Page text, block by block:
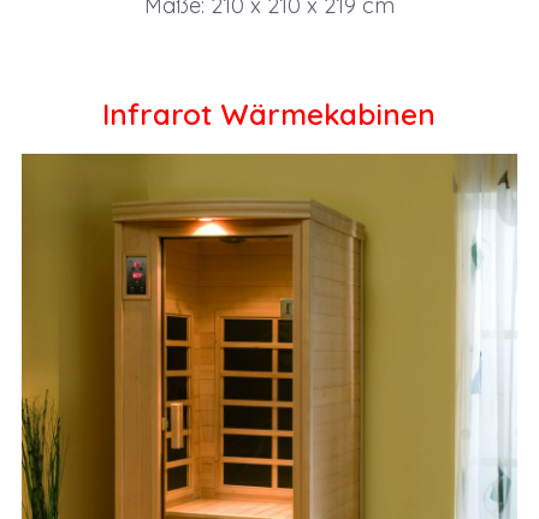
Infrarot Wärmekabinen